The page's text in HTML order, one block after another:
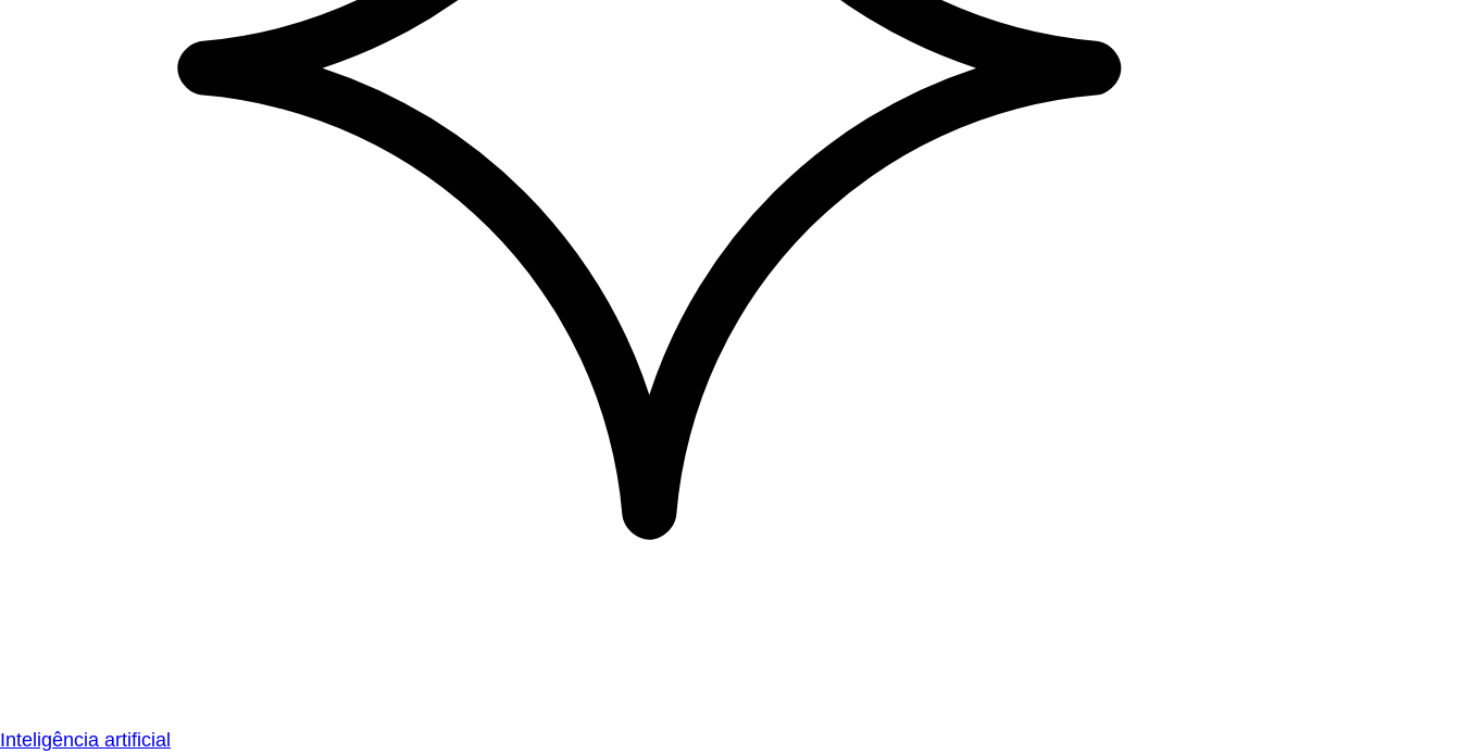
Inteligência artificial